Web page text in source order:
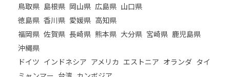
鳥取県 島根県 岡山県 広島県 山口県
徳島県 香川県 愛媛県 高知県
福岡県 佐賀県 長崎県 熊本県 大分県 宮崎県 鹿児島県
沖縄県
ドイツ インドネシア アメリカ エストニア オランダ タイ